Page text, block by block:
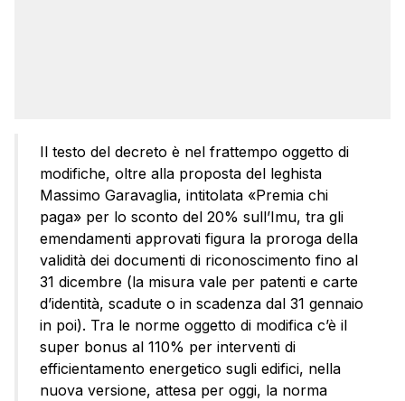
Il testo del decreto è nel frattempo oggetto di
modifiche, oltre alla proposta del leghista
Massimo Garavaglia, intitolata «Premia chi
paga» per lo sconto del 20% sull’Imu, tra gli
emendamenti approvati figura la proroga della
validità dei documenti di riconoscimento fino al
31 dicembre (la misura vale per patenti e carte
d’identità, scadute o in scadenza dal 31 gennaio
in poi). Tra le norme oggetto di modifica c’è il
super bonus al 110% per interventi di
efficientamento energetico sugli edifici, nella
nuova versione, attesa per oggi, la norma